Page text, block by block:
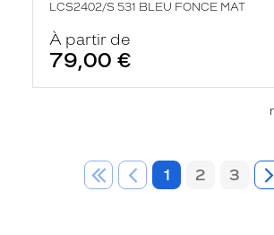
LCS2402/S 531 BLEU FONCE MAT
À partir de
79,00 €
1 2 3